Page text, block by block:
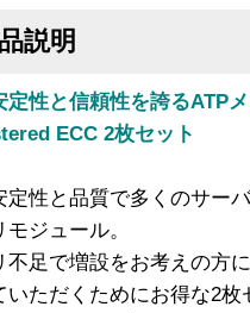
説明
定性と信頼性を誇るATP
ECC 2枚セット
定性と品質で多くのサー
モジュール。
不足で増設をお考えの方
いただくためにお得な2